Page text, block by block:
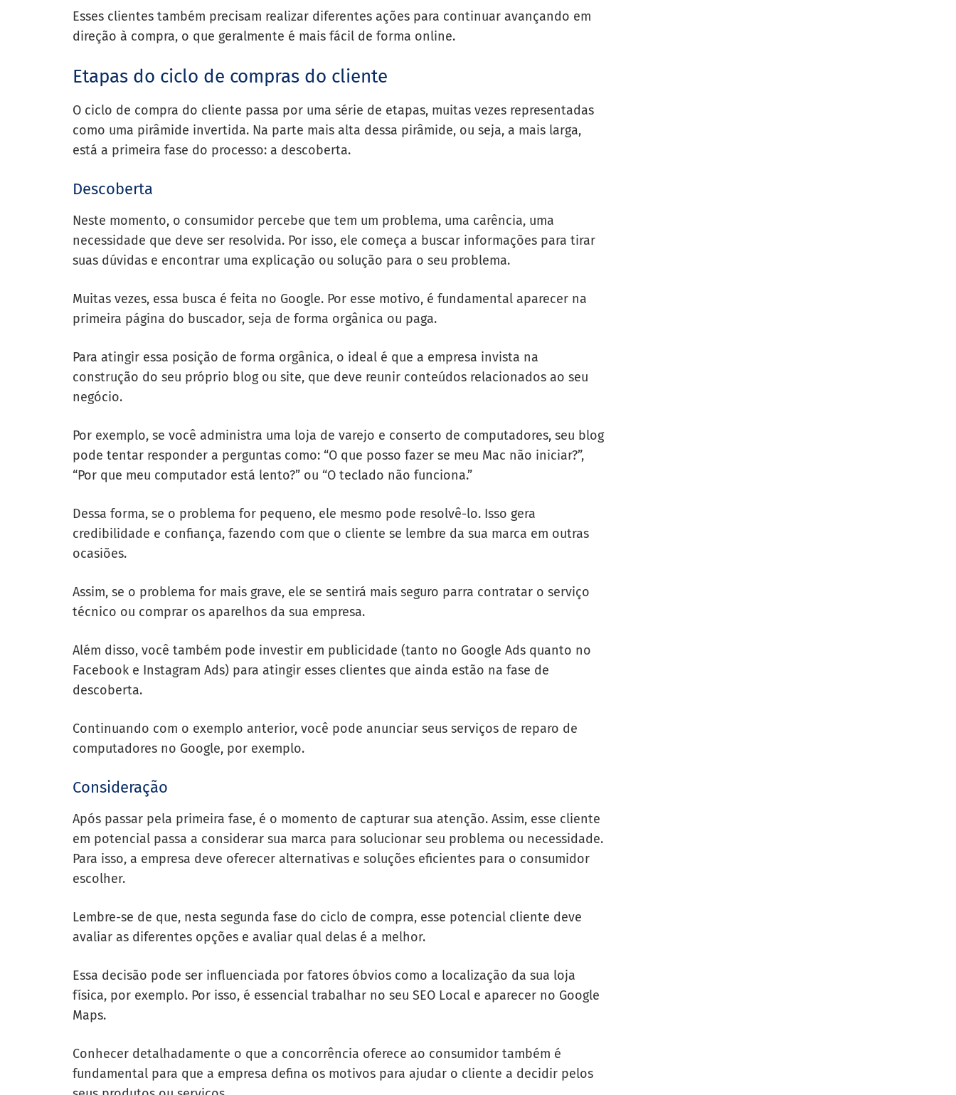
Esses clientes também precisam realizar diferentes ações para continuar avançando em
direção à compra, o que geralmente é mais fácil de forma online.
Etapas do ciclo de compras do cliente
O ciclo de compra do cliente passa por uma série de etapas, muitas vezes representadas
como uma pirâmide invertida. Na parte mais alta dessa pirâmide, ou seja, a mais larga,
está a primeira fase do processo: a descoberta.
Descoberta
Neste momento, o consumidor percebe que tem um problema, uma carência, uma
necessidade que deve ser resolvida. Por isso, ele começa a buscar informações para tirar
suas dúvidas e encontrar uma explicação ou solução para o seu problema.
Muitas vezes, essa busca é feita no Google. Por esse motivo, é fundamental aparecer na
primeira página do buscador, seja de forma orgânica ou paga.
Para atingir essa posição de forma orgânica, o ideal é que a empresa invista na
construção do seu próprio blog ou site, que deve reunir conteúdos relacionados ao seu
negócio.
Por exemplo, se você administra uma loja de varejo e conserto de computadores, seu blog
pode tentar responder a perguntas como: “O que posso fazer se meu Mac não iniciar?”,
“Por que meu computador está lento?” ou “O teclado não funciona.”
Dessa forma, se o problema for pequeno, ele mesmo pode resolvê-lo. Isso gera
credibilidade e confiança, fazendo com que o cliente se lembre da sua marca em outras
ocasiões.
Assim, se o problema for mais grave, ele se sentirá mais seguro parra contratar o serviço
técnico ou comprar os aparelhos da sua empresa.
Além disso, você também pode investir em publicidade (tanto no Google Ads quanto no
Facebook e Instagram Ads) para atingir esses clientes que ainda estão na fase de
descoberta.
Continuando com o exemplo anterior, você pode anunciar seus serviços de reparo de
computadores no Google, por exemplo.
Consideração
Após passar pela primeira fase, é o momento de capturar sua atenção. Assim, esse cliente
em potencial passa a considerar sua marca para solucionar seu problema ou necessidade.
Para isso, a empresa deve oferecer alternativas e soluções eficientes para o consumidor
escolher.
Lembre-se de que, nesta segunda fase do ciclo de compra, esse potencial cliente deve
avaliar as diferentes opções e avaliar qual delas é a melhor.
Essa decisão pode ser influenciada por fatores óbvios como a localização da sua loja
física, por exemplo. Por isso, é essencial trabalhar no seu SEO Local e aparecer no Google
Maps.
Conhecer detalhadamente o que a concorrência oferece ao consumidor também é
fundamental para que a empresa defina os motivos para ajudar o cliente a decidir pelos